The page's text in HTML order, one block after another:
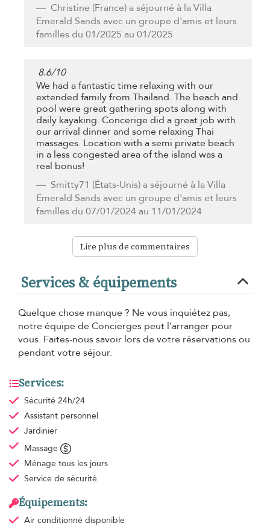
Christine (France) a séjourné à la Villa
Emerald Sands avec un groupe d'amis et leurs
familles du 01/2025 au 01/2025
8.6/10
We had a fantastic time relaxing with our
extended family from Thailand. The beach and
pool were great gathering spots along with
daily kayaking. Concerige did a great job with
our arrival dinner and some relaxing Thai
massages. Location with a semi private beach
in a less congested area of the island was a
real bonus!
Smitty71 (États-Unis) a séjourné à la Villa
Emerald Sands avec un groupe d'amis et leurs
familles du 07/01/2024 au 11/01/2024
Lire plus de commentaires
Services & équipements
Quelque chose manque ? Ne vous inquiétez pas,
notre équipe de Concierges peut l'arranger pour
vous. Faites-nous savoir lors de votre réservations ou
pendant votre séjour.
Services:
Sécurité 24h/24
Assistant personnel
Jardinier
Massage
Ménage tous les jours
Service de sécurité
Équipements:
Air conditionné disponible